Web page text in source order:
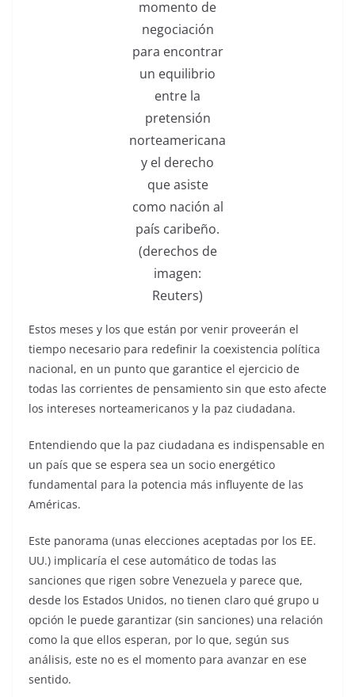
momento de
negociación
para encontrar
un equilibrio
entre la
pretensión
norteamericana
y el derecho
que asiste
como nación al
país caribeño.
(derechos de
imagen:
Reuters)
Estos meses y los que están por venir proveerán el
tiempo necesario para redefinir la coexistencia política
nacional, en un punto que garantice el ejercicio de
todas las corrientes de pensamiento sin que esto afecte
los intereses norteamericanos y la paz ciudadana.
Entendiendo que la paz ciudadana es indispensable en
un país que se espera sea un socio energético
fundamental para la potencia más influyente de las
Américas.
Este panorama (unas elecciones aceptadas por los EE.
UU.) implicaría el cese automático de todas las
sanciones que rigen sobre Venezuela y parece que,
desde los Estados Unidos, no tienen claro qué grupo u
opción le puede garantizar (sin sanciones) una relación
como la que ellos esperan, por lo que, según sus
análisis, este no es el momento para avanzar en ese
sentido.